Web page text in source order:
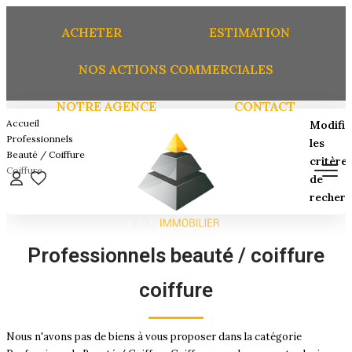
ACHETER ESTIMATION
NOS ACTIONS COMMERCIALES
NOTRE AGENCE CONTACT
ESTIMATION
NOS ACTIONS COMMERCIALES
NOTRE AGENCE
Accueil
Professionnels
Beauté / Coiffure
Coiffure
les
critères
de
Type de transaction
Type de bien
Professionnels beauté / coiffure
coiffure
Nous n'avons pas de biens à vous proposer dans la catégorie